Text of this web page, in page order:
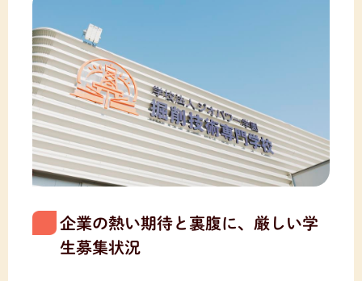
企業の熱い期待と裏腹に、厳しい学
生募集状況